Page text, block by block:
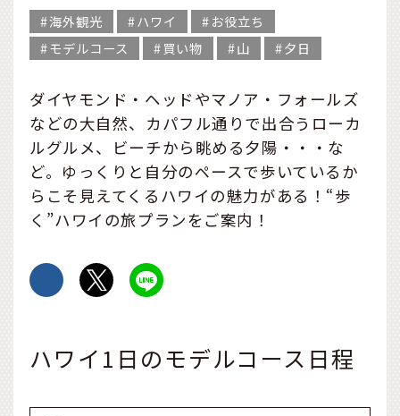
海外観光 ハワイ
お役立ち
モデルコース
買い物 山 夕日
ダイヤモンド・ヘッドやマノア・フォールズ
などの大自然、カパフル通りで出合うローカ
ルグルメ、ビーチから眺める夕陽・・・な
ど。ゆっくりと自分のペースで歩いているか
らこそ見えてくるハワイの魅力がある！“歩
く”ハワイの旅プランをご案内！
ハワイ1日のモデルコース日程